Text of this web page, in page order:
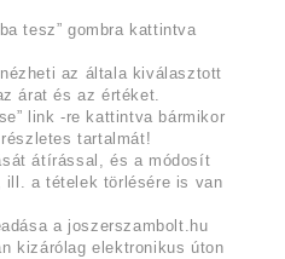
tesz” gombra kattintva
az általa kiválasztott
árat és az értéket.
link -re kattintva bármikor
tartalmát!
átírással, és a módosít
ill. a tételek törlésére is van
a joszerszambolt.hu
kizárólag elektronikus úton